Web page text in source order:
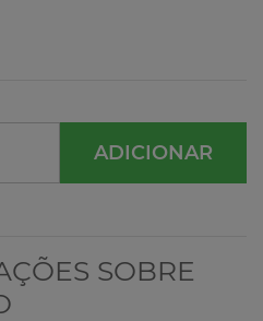
ADICIONAR
SOBRE